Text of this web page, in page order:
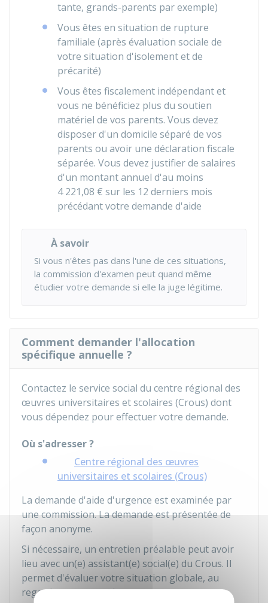
tante, grands-parents par exemple)
Vous êtes en situation de rupture
familiale (après évaluation sociale de
votre situation d'isolement et de
précarité)
Vous êtes fiscalement indépendant et
vous ne bénéficiez plus du soutien
matériel de vos parents. Vous devez
disposer d'un domicile séparé de vos
parents ou avoir une déclaration fiscale
séparée. Vous devez justifier de salaires
d'un montant annuel d'au moins
4 221,08 € sur les 12 derniers mois
précédant votre demande d'aide
À savoir
Si vous n'êtes pas dans l'une de ces situations,
la commission d'examen peut quand même
étudier votre demande si elle la juge légitime.
Comment demander l'allocation
spécifique annuelle ?
Contactez le service social du centre régional des
œuvres universitaires et scolaires (Crous) dont
vous dépendez pour effectuer votre demande.
Où s'adresser ?
Centre régional des œuvres
universitaires et scolaires (Crous)
La demande d'aide d'urgence est examinée par
une commission. La demande est présentée de
façon anonyme.
Si nécessaire, un entretien préalable peut avoir
lieu avec un(e) assistant(e) social(e) du Crous. Il
permet d'évaluer votre situation globale, au
regard notamment de votre parcours